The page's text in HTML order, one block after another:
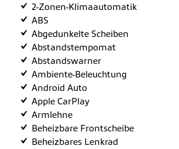
2-Zonen-Klimaautomatik
ABS
Abgedunkelte Scheiben
Abstandstempomat
Abstandswarner
Ambiente-Beleuchtung
Android Auto
Apple CarPlay
Armlehne
Beheizbare Frontscheibe
Beheizbares Lenkrad